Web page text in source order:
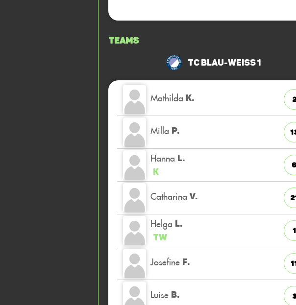
Teams
TC Blau-Weiss 1
Mathilda K. 2
Milla P.
Hanna L.
K
6
Catharina V.
Helga L.
TW
1
Josefine F.
Luise B. 3